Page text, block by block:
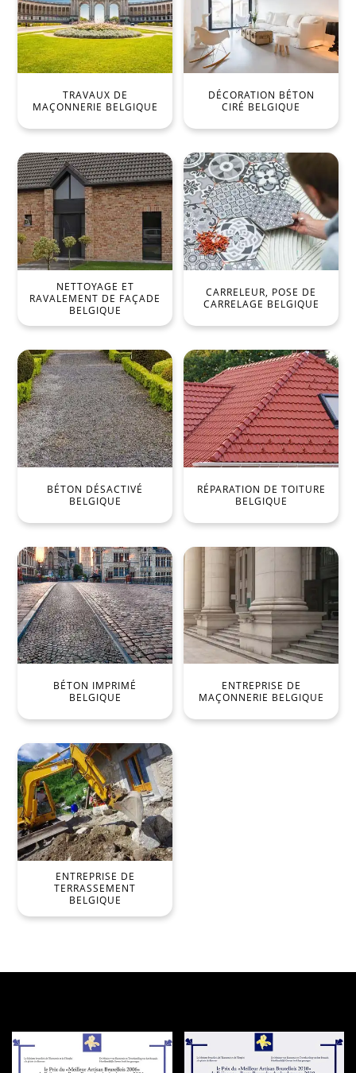
TRAVAUX DE
MAÇONNERIE BELGIQUE
DÉCORATION BÉTON
CIRÉ BELGIQUE
NETTOYAGE ET
RAVALEMENT DE FAÇADE
BELGIQUE
CARRELEUR, POSE DE
CARRELAGE BELGIQUE
BÉTON DÉSACTIVÉ
BELGIQUE
RÉPARATION DE TOITURE
BELGIQUE
BÉTON IMPRIMÉ
BELGIQUE
ENTREPRISE DE
MAÇONNERIE BELGIQUE
ENTREPRISE DE
TERRASSEMENT
BELGIQUE